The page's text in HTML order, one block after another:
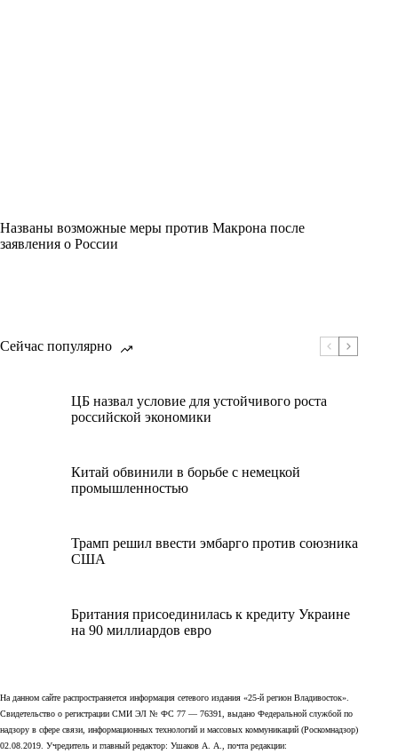
Названы возможные меры против Макрона после
заявления о России
Сейчас популярно
ЦБ назвал условие для устойчивого роста
российской экономики
Китай обвинили в борьбе с немецкой
промышленностью
Трамп решил ввести эмбарго против союзника
США
Британия присоединилась к кредиту Украине
на 90 миллиардов евро
На данном сайте распространяется информация сетевого издания «25-й регион Владивосток».
Свидетельство о регистрации СМИ ЭЛ № ФС 77 — 76391, выдано Федеральной службой по
надзору в сфере связи, информационных технологий и массовых коммуникаций (Роскомнадзор)
02.08.2019. Учредитель и главный редактор: Ушаков А. А., почта редакции: